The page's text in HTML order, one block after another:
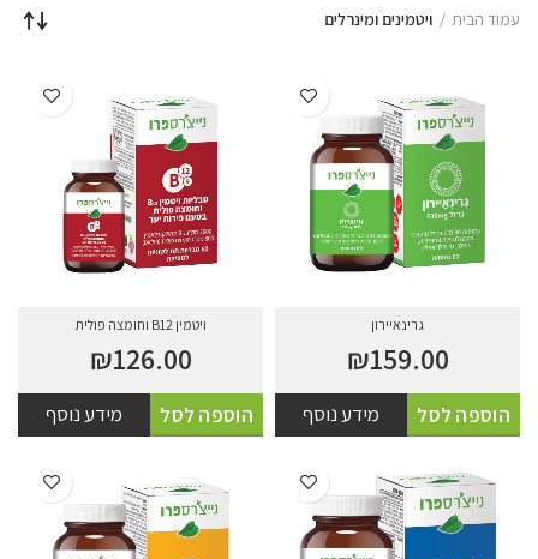
עמוד הבית ויטמינים ומינרלים
גרינאיירון
₪159.00
הוספה לסל מידע נוסף
ויטמין B12 וחומצה פולית
₪126.00
הוספה לסל מידע נוסף